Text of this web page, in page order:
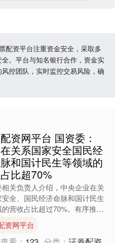
配资平台注重资金安全，采取多
。平台与知名银行合作，资金实
控团队，实时监控交易风险，确
资网平台 国资委：
关系国家安全国民经
和国计民生等领域的
比超70%
相关负责人介绍，中央企业在关
安全、国民经济命脉和国计民生
营收占比超过70%。有序推进
专业化重组整合，2023年以来
成立4家中央企....
资网平台